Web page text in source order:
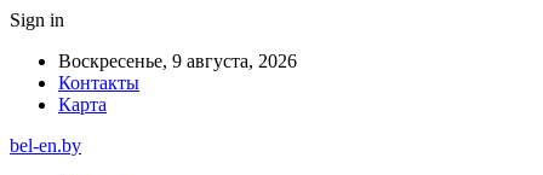
Sign in
Воскресенье, 9 августа, 2026
Контакты
Карта
bel-en.by